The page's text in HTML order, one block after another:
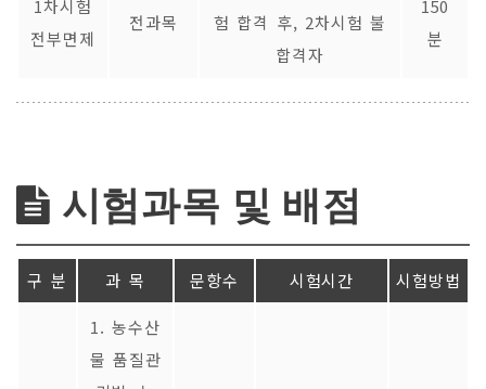
1차시험
전부면제
전과목
험 합격 후, 2차시험 불
합격자
150
분
시험과목 및 배점
구 분 과 목 문항수 시험시간 시험방법
1. 농수산
물 품질관